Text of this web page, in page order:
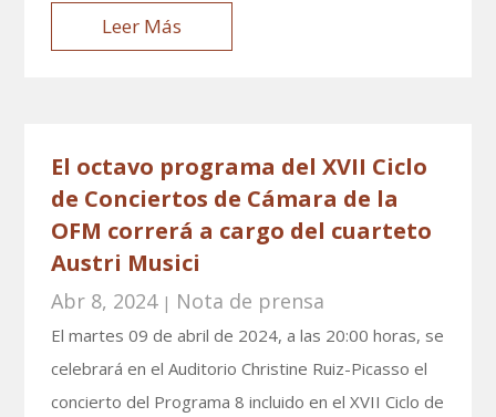
Leer Más
El octavo programa del XVII Ciclo
de Conciertos de Cámara de la
OFM correrá a cargo del cuarteto
Austri Musici
Abr 8, 2024| Nota de prensa
El martes 09 de abril de 2024, a las 20:00 horas, se
celebrará en el Auditorio Christine Ruiz-Picasso el
concierto del Programa 8 incluido en el XVII Ciclo de